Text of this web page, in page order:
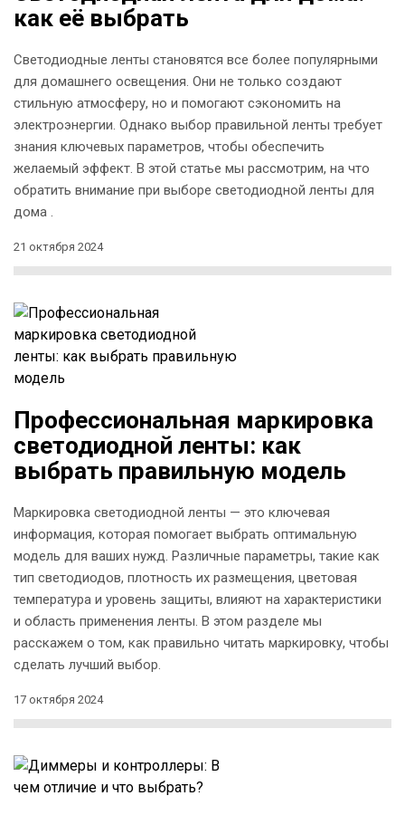
как её выбрать
Светодиодные ленты становятся все более популярными
для домашнего освещения. Они не только создают
стильную атмосферу, но и помогают сэкономить на
электроэнергии. Однако выбор правильной ленты требует
знания ключевых параметров, чтобы обеспечить
желаемый эффект. В этой статье мы рассмотрим, на что
обратить внимание при выборе светодиодной ленты для
дома .
21 октября 2024
Профессиональная маркировка
светодиодной ленты: как
выбрать правильную модель
Маркировка светодиодной ленты — это ключевая
информация, которая помогает выбрать оптимальную
модель для ваших нужд. Различные параметры, такие как
тип светодиодов, плотность их размещения, цветовая
температура и уровень защиты, влияют на характеристики
и область применения ленты. В этом разделе мы
расскажем о том, как правильно читать маркировку, чтобы
сделать лучший выбор.
17 октября 2024